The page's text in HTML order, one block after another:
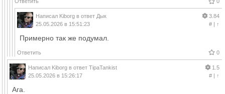
Написал Kiborg в ответ Дык
25.05.2026 в 15:51:23
3.84
#| ↑
Примерно так же подумал.
Ответить 0
Написал Kiborg в ответ TipaTankist
25.05.2026 в 15:26:17
1.5
#| ↑
Ага.